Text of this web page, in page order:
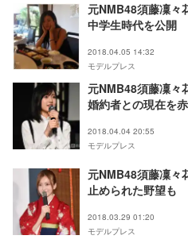
元NMB48須藤凜々
中学生時代を公開
2018.04.05 14:32
モデルプレス
元NMB48須藤凜々
婚約者との現在を
2018.04.04 20:55
モデルプレス
元NMB48須藤凜々
止められた野望も
2018.03.29 01:20
モデルプレス